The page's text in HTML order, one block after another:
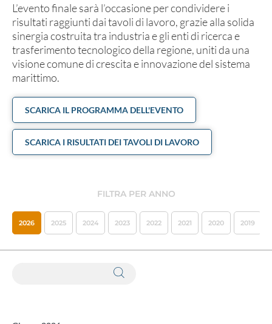
L’evento finale sarà l’occasione per condividere i
risultati raggiunti dai tavoli di lavoro, grazie alla solida
sinergia costruita tra industria e gli enti di ricerca e
trasferimento tecnologico della regione, uniti da una
visione comune di crescita e innovazione del sistema
marittimo.
SCARICA IL PROGRAMMA DELL'EVENTO
SCARICA I RISULTATI DEI TAVOLI DI LAVORO
FILTRA PER ANNO
2026 2025 2024 2023 2022 2021 2020 2019
Ricerca webinar tramite parole chiave